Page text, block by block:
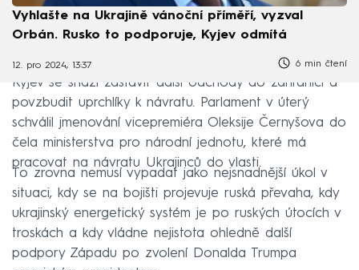
Vyhlašte na Ukrajině vánoční příměří, vyzval
Orbán. Rusko to podporuje, Kyjev odmítá
12. pro 2024, 13:37 6 min čtení
Kyjev se snaží zastavit další odchody do zahraničí a
povzbudit uprchlíky k návratu. Parlament v úterý
schválil jmenování vicepremiéra Oleksije Černyšova do
čela ministerstva pro národní jednotu, které má
pracovat na návratu Ukrajinců do vlasti.
To zrovna nemusí vypadat jako nejsnadnější úkol v
situaci, kdy se na bojišti projevuje ruská převaha, kdy
ukrajinský energetický systém je po ruských útocích v
troskách a kdy vládne nejistota ohledně další
podpory Západu po zvolení Donalda Trumpa